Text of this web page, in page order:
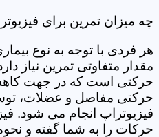
چه میزان تمرین برای
هر فردی با توجه به نوع
مقدار متفاوتی تمرین نیاز
حرکتی است که در جهت
حرکتی مفاصل و عضلات،
فیزیوتراپ انجام می شود.
حرکات را به شما گفته و